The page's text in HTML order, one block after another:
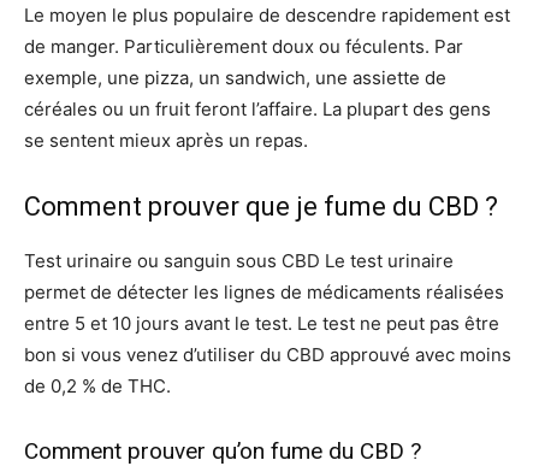
Le moyen le plus populaire de descendre rapidement est
de manger. Particulièrement doux ou féculents. Par
exemple, une pizza, un sandwich, une assiette de
céréales ou un fruit feront l’affaire. La plupart des gens
se sentent mieux après un repas.
Comment prouver que je fume du CBD ?
Test urinaire ou sanguin sous CBD Le test urinaire
permet de détecter les lignes de médicaments réalisées
entre 5 et 10 jours avant le test. Le test ne peut pas être
bon si vous venez d’utiliser du CBD approuvé avec moins
de 0,2 % de THC.
Comment prouver qu’on fume du CBD ?